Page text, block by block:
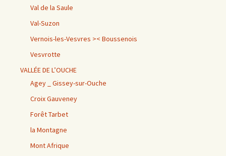
Val de la Saule
Val-Suzon
Vernois-les-Vesvres >< Boussenois
Vesvrotte
VALLÉE DE L’OUCHE
Agey _ Gissey-sur-Ouche
Croix Gauveney
Forêt Tarbet
la Montagne
Mont Afrique